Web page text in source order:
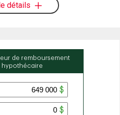
détails